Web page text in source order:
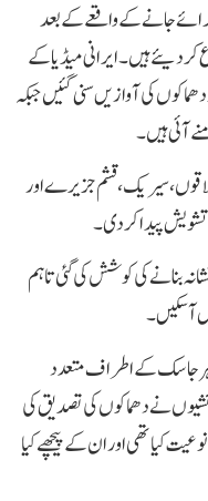
جانے کے واقعے کے بعد
دیئے ہیں۔ ایرانی میڈیا کے
کی آوازیں سنی گئیں جبکہ
آئی ہیں۔
سیریک، قشم جزیرے اور
پیدا کر دی۔
بنانے کی کوشش کی گئی تاہم
آ سکیں۔
جاسک کے اطراف متعدد
نے دھماکوں کی تصدیق کی
کیا تھی اور ان کے پیچھے کیا